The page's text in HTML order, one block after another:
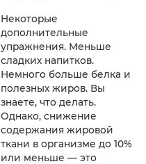
Некоторые
дополнительные
упражнения. Меньше
сладких напитков.
Немного больше белка и
полезных жиров. Вы
знаете, что делать.
Однако, снижение
содержания жировой
ткани в организме до 10%
или меньше — это